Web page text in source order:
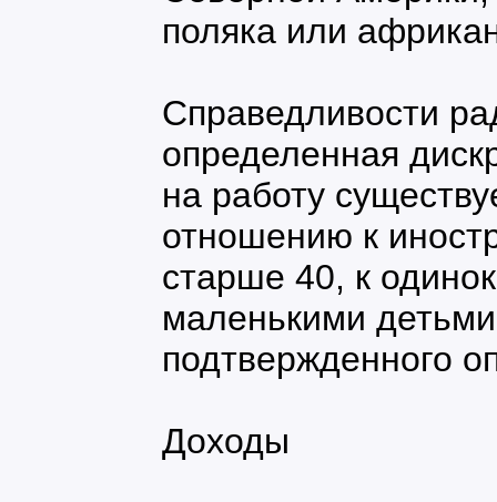
поляка или
Справедливости
определенная
на работу
отношению к
старше 40, к
маленькими
подтвержденного
Доходы